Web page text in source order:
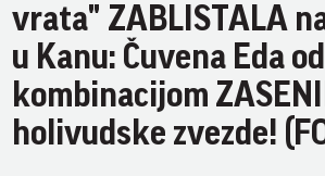
vrata" ZABLISTALA
u Kanu: Čuvena Eda
kombinacijom
holivudske zvezde!